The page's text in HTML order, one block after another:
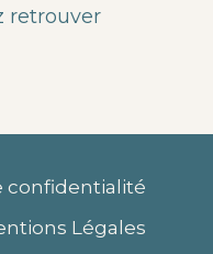
retrouver
confidentialité
Légales